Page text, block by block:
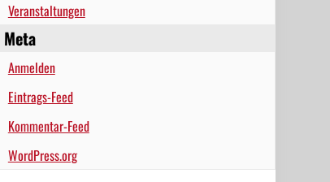
Veranstaltungen
Meta
Anmelden
Eintrags-Feed
Kommentar-Feed
WordPress.org